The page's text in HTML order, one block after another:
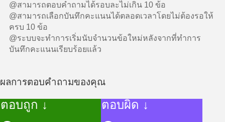
@สามารถตอบคำถามได้รอบละไม่เกิน 10 ข้อ
@สามารถเลือกบันทึกคะแนนได้ตลอดเวลาโดยไม่ต้องรอให้
ครบ 10 ข้อ
@ระบบจะทำการเริ่มนับจำนวนข้อใหม่หลังจากที่ทำการ
บันทึกคะแนนเรียบร้อยแล้ว
ผลการตอบคำถามของคุณ
ตอบถูก ↓ ตอบผิด ↓